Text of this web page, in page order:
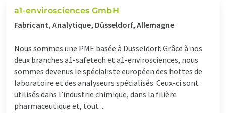
a1-envirosciences GmbH
Fabricant, Analytique, Düsseldorf, Allemagne
Nous sommes une PME basée à Düsseldorf. Grâce à nos
deux branches a1-safetech et a1-envirosciences, nous
sommes devenus le spécialiste européen des hottes de
laboratoire et des analyseurs spécialisés. Ceux-ci sont
utilisés dans l’industrie chimique, dans la filière
pharmaceutique et, tout ...